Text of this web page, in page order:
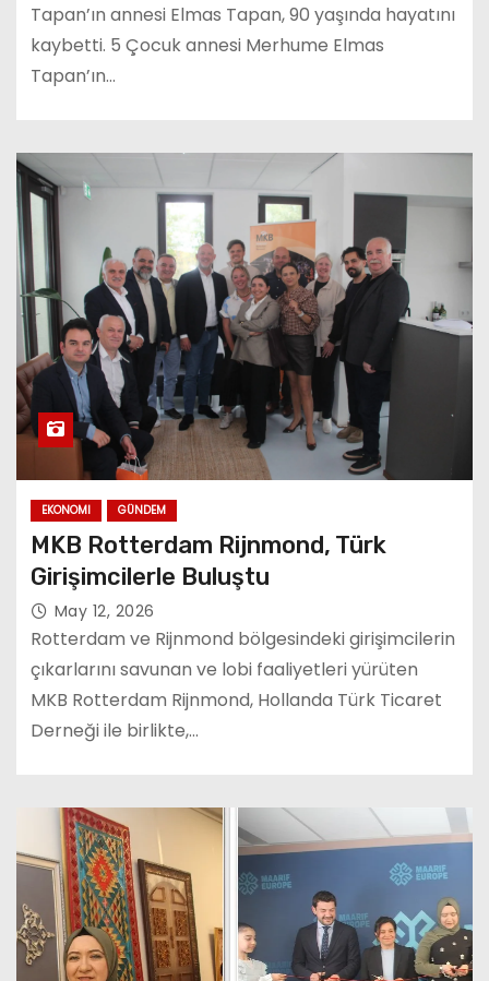
Tapan’ın annesi Elmas Tapan, 90 yaşında hayatını
kaybetti. 5 Çocuk annesi Merhume Elmas
Tapan’ın…
EKONOMI GÜNDEM
MKB Rotterdam Rijnmond, Türk
Girişimcilerle Buluştu
May 12, 2026
Rotterdam ve Rijnmond bölgesindeki girişimcilerin
çıkarlarını savunan ve lobi faaliyetleri yürüten
MKB Rotterdam Rijnmond, Hollanda Türk Ticaret
Derneği ile birlikte,…